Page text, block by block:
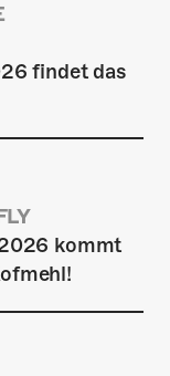
findet das
kommt